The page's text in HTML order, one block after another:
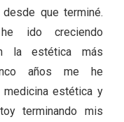
que terminé.
ido creciendo
la estética más
años me he
estética y
terminando mis